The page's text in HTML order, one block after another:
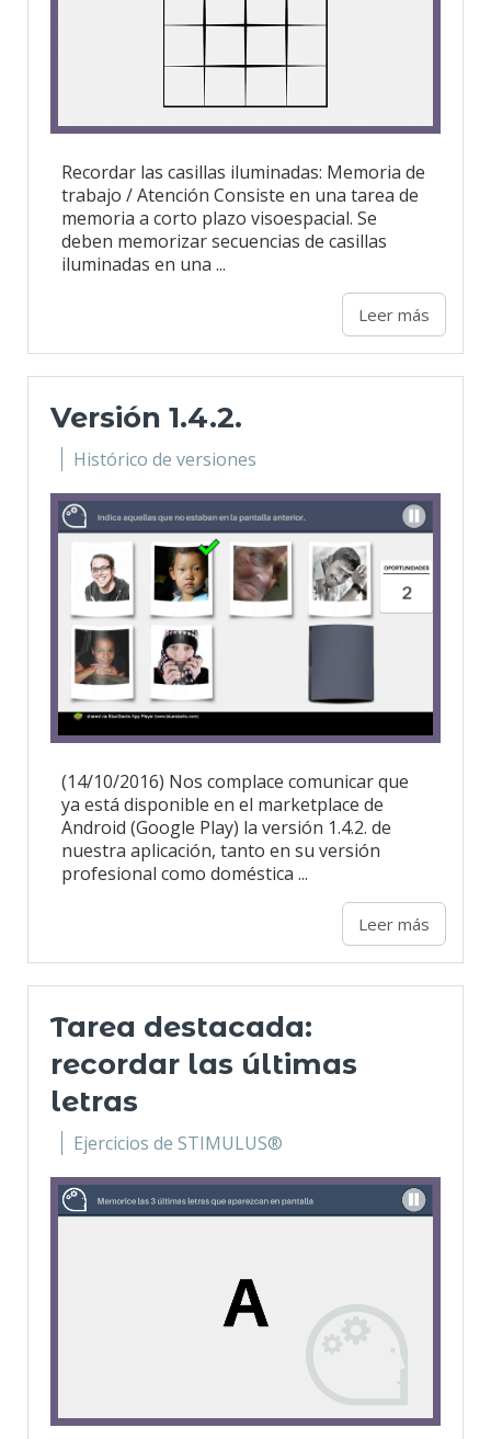
Recordar las casillas iluminadas: Memoria de
trabajo / Atención Consiste en una tarea de
memoria a corto plazo visoespacial. Se
deben memorizar secuencias de casillas
iluminadas en una ...
Leer más
Versión 1.4.2.
Histórico de versiones
(14/10/2016) Nos complace comunicar que
ya está disponible en el marketplace de
Android (Google Play) la versión 1.4.2. de
nuestra aplicación, tanto en su versión
profesional como doméstica ...
Leer más
Tarea destacada:
recordar las últimas
letras
Ejercicios de STIMULUS®